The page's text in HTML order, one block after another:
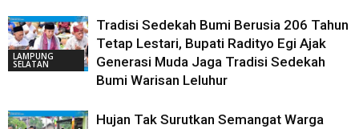
LAMPUNG
SELATAN
Tradisi Sedekah Bumi Berusia 206 Tahun
Tetap Lestari, Bupati Radityo Egi Ajak
Generasi Muda Jaga Tradisi Sedekah
Bumi Warisan Leluhur
Hujan Tak Surutkan Semangat Warga